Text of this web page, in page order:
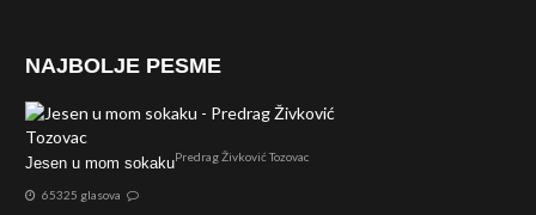
NAJBOLJE PESME
Jesen u mom sokakuPredrag Živković Tozovac
65325 glasova